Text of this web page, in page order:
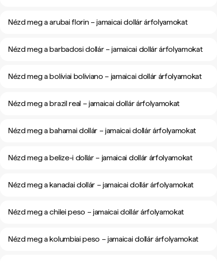
Nézd meg a arubai florin – jamaicai dollár árfolyamokat
Nézd meg a barbadosi dollár – jamaicai dollár árfolyamokat
Nézd meg a bolíviai boliviano – jamaicai dollár árfolyamokat
Nézd meg a brazil real – jamaicai dollár árfolyamokat
Nézd meg a bahamai dollár – jamaicai dollár árfolyamokat
Nézd meg a belize-i dollár – jamaicai dollár árfolyamokat
Nézd meg a kanadai dollár – jamaicai dollár árfolyamokat
Nézd meg a chilei peso – jamaicai dollár árfolyamokat
Nézd meg a kolumbiai peso – jamaicai dollár árfolyamokat